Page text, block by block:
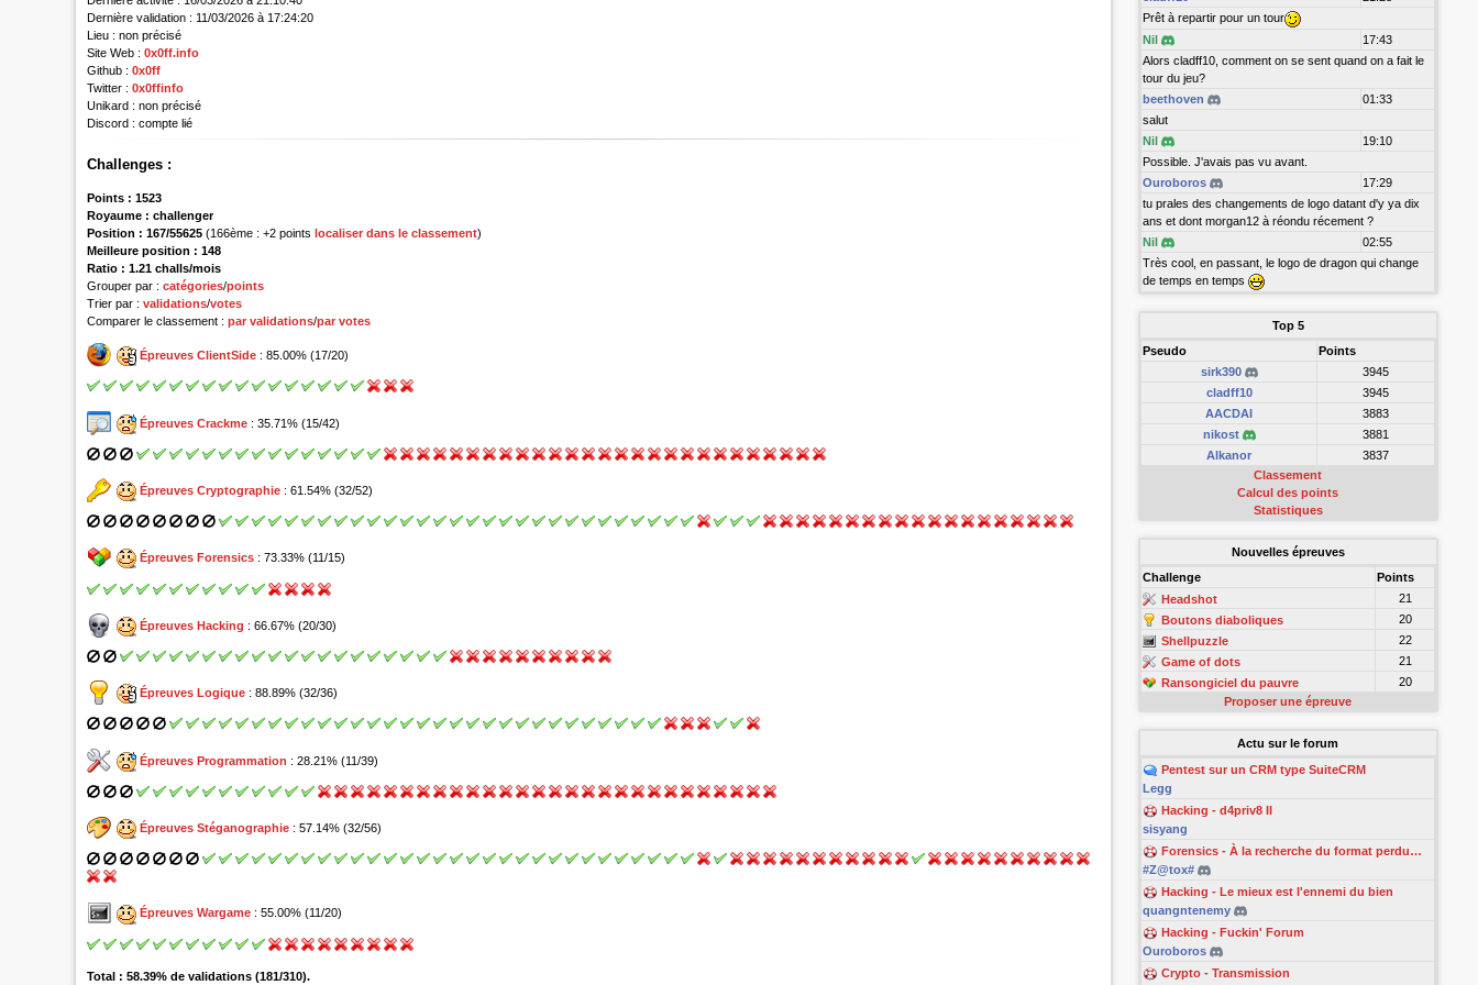
Dernière validation : 11/03/2026 à 17:24:20
Lieu : non précisé
Site Web : 0x0ff.info
Github : 0x0ff
Twitter : 0x0ffinfo
Unikard : non précisé
Discord : compte lié
Challenges :
Points : 1523
Royaume : challenger
Position : 167/55625(166ème : +2 pointslocaliser dans le classement)
Meilleure position : 148
Ratio : 1.21 challs/mois
Grouper par :catégories/points
Trier par :validations/votes
Comparer le classement :par validations/par votes
Épreuves ClientSide : 85.00% (17/20)
Épreuves Crackme : 35.71% (15/42)
Épreuves Cryptographie : 61.54% (32/52)
Épreuves Forensics : 73.33% (11/15)
Épreuves Hacking : 66.67% (20/30)
Épreuves Logique : 88.89% (32/36)
Épreuves Programmation : 28.21% (11/39)
Épreuves Stéganographie : 57.14% (32/56)
Épreuves Wargame : 55.00% (11/20)
Total : 58.39% de validations (181/310).
Prêt à repartir pour un tour
Nil
17:43
Alors cladff10, comment on se sent quand on a fait le
tour du jeu?
beethoven
01:33
salut
Nil
19:10
Possible. J'avais pas vu avant.
Ouroboros
17:29
tu prales des changements de logo datant d'y ya dix
ans et dont morgan12 à réondu récement ?
Nil
02:55
Très cool, en passant, le logo de dragon qui change
de temps en temps
Top 5
Pseudo
Points
sirk390
3945
cladff10
3945
AACDAI
3883
nikost
3881
Alkanor
3837
Classement
Calcul des points
Statistiques
Nouvelles épreuves
Challenge
Points
Headshot
21
Boutons diaboliques
20
Shellpuzzle
22
Game of dots
21
Ransongiciel du pauvre
20
Proposer une épreuve
Actu sur le forum
Pentest sur un CRM type SuiteCRM
Legg
Hacking - d4priv8 II
sisyang
Forensics - À la recherche du format perdu…
#Z@tox#
Hacking - Le mieux est l'ennemi du bien
quangntenemy
Hacking - Fuckin' Forum
Ouroboros
Crypto - Transmission